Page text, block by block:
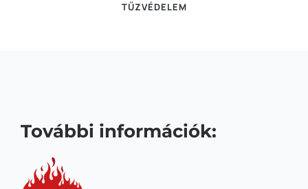
TŰZVÉDELEM
További információk: